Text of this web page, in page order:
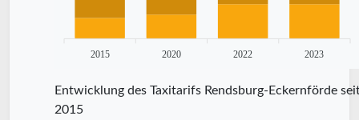
2015 2020 2022 2023
Entwicklung des Taxitarifs Rendsburg-Eckernförde
2015